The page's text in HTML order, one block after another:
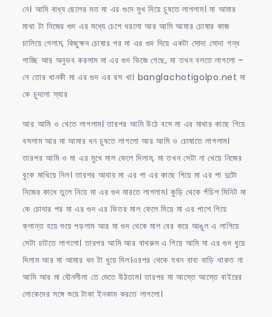
নে। আমি বাধ্য ছেলের মত মা এর গুদে মুখ দিয়ে চুষতে লাগলাম। মা আমার
মাথা টা নিজের গুদ এর মধ্যে চেপে ধরলো আর আমি আমার চোষার কাজ
চালিয়ে গেলাম, কিছুক্ষন চোষার পর মা এর গুদ দিয়ে একটা সোদা সোদা গন্ধ
পাচ্ছি আর অনুভব করলাম মা এর গুদ ভিজে গেছে, মা তখন বলতে লাগলো –
নে তোর খানকী মা এর গুদ এর রস খা। banglachotigolpo.net মা
কে চুদলো স্যার
আর আমি ও খেতে লাগলাম। তারপর আমি উঠে বসে মা এর মাথার কাছে গিয়ে
বসলাম আর মা আমার ধন চুষতে লাগলো আর আমি ও চোষাতে লাগলাম।
তারপর আমি ও মা এর মুখে মাল ফেলে দিলাম, মা তখন সেটা না খেয়ে নিজের
বুকে মাখিয়ে নিল। তারপর আবার মা এর পা এর কাছে গিয়ে মা এর পা দুটো
নিজের কাধে তুলে নিয়ে মা এর গুদ মারতে লাগলাম। কুড়ি থেকে পঁচিশ মিনিট মা
কে চোদার পর মা এর গুদ এর ভিতর মাল ফেলে দিয়ে মা এর পাশে গিয়ে
ক্লান্ত হয়ে শুয়ে পড়লাম আর মা গুদ থেকে মাল বের করে আঙুল এ লাগিয়ে
সেটা চাটতে লাগলো। তারপর আমি আর বাথরুম এ গিয়ে আমি মা এর গুদ ধুয়ে
দিলাম আর মা আমার ধন টা ধুয়ে দিল।এরপর থেকে যখন বাবা বাড়ি থাকত না
আমি আর মা যৌনলীলা তে মেতে উঠতাম। তারপর মা আস্তে আস্তে বাইরের
লোকেদের সঙ্গে শুয়ে টাকা ইনকাম করতে লাগলো।